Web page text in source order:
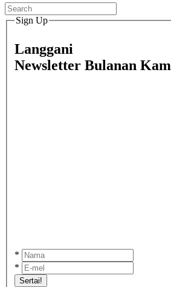
Sign Up
Langgani
Newsletter Bulanan
*
*
Sertai!